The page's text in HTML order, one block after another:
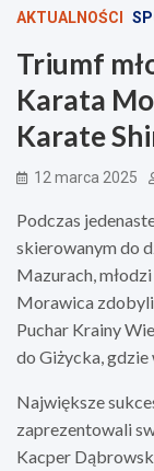
AKTUALNOŚCI
Triumf
Karata
Karate
12 marca 2025
Podczas
skierowanym do
Mazurach,
Morawica zdobyli
Puchar Krainy
do Giżycka, gdzie
Największe
zaprezentowali
Kacper